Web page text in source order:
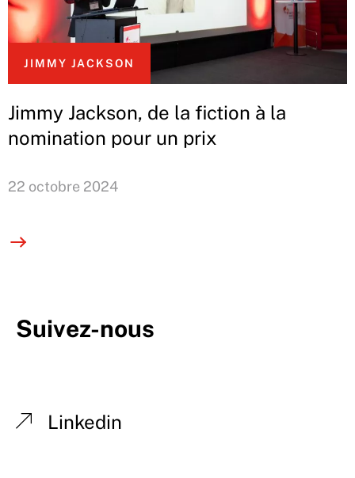
JIMMY JACKSON
Jimmy Jackson, de la fiction à la
nomination pour un prix
22 octobre 2024
Suivez-nous
Linkedin